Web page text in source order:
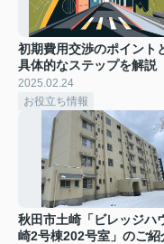
初期費用交渉のポイント
具体的なステップを解説
2025.02.24
お役立ち情報
秋田市土崎「ビレッジハ
崎2号棟202号室」のご紹